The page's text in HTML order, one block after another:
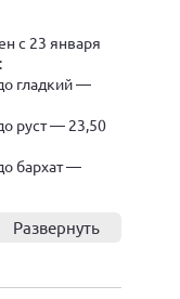
с 23 января
гладкий —
руст — 23,50
бархат —
Развернуть